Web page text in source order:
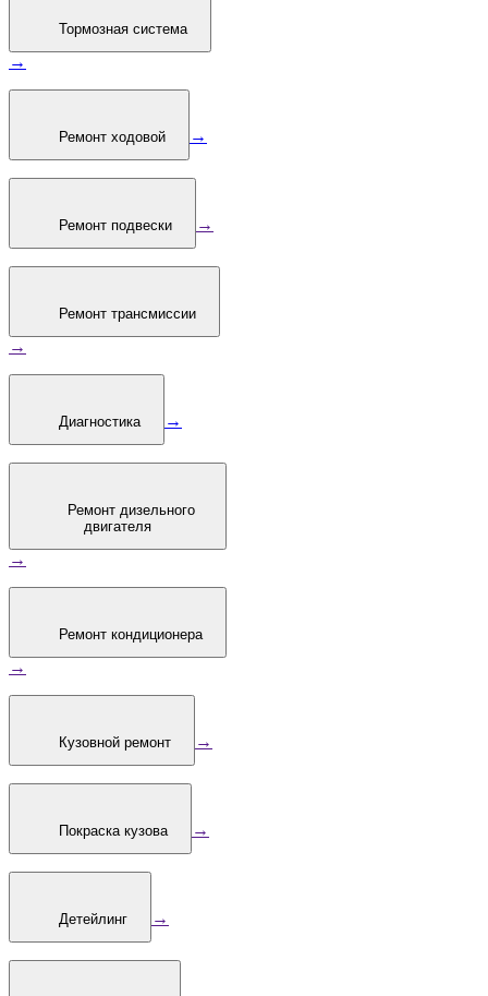
Тормозная система
→
Ремонт ходовой →
Ремонт подвески →
Ремонт трансмиссии
→
Диагностика →
Ремонт дизельного
двигателя
→
Ремонт кондиционера
→
Кузовной ремонт →
Покраска кузова →
Детейлинг →